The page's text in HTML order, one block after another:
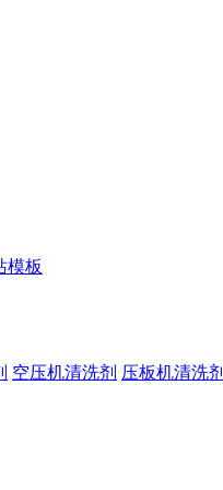
空压机清洗剂 压板机清洗剂